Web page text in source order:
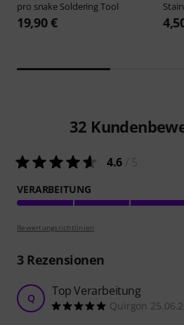
pro snake Soldering Tool
19,90 €
32
4.6
VERARBEITUNG
Bewertungsrichtlinien
3Rezensionen
Q Top Verarbeitung
Quirgon